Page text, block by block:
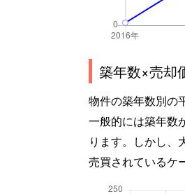
築年数×売却
物件の築年数別の
一般的には築年数
ります。しかし、
売買されているケ